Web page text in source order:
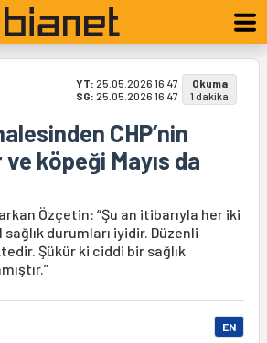
YT: 25.05.2026 16:47
SG: 25.05.2026 16:47
Okuma
1 dakika
CHP’nin
köpeği Mayıs da
Özçetin: “Şu an itibarıyla her iki
sağlık durumları iyidir. Düzenli
Şükür ki ciddi bir sağlık
EN